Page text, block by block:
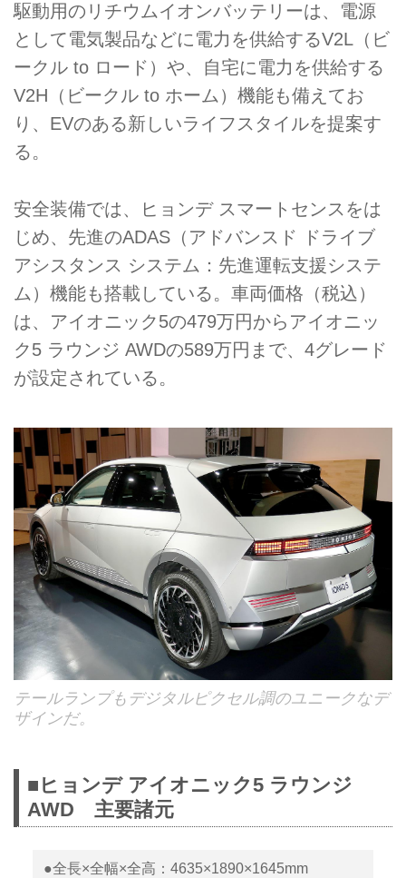
駆動用のリチウムイオンバッテリーは、電源
として電気製品などに電力を供給するV2L（ビ
ークル to ロード）や、自宅に電力を供給する
V2H（ビークル to ホーム）機能も備えてお
り、EVのある新しいライフスタイルを提案す
る。
安全装備では、ヒョンデ スマートセンスをは
じめ、先進のADAS（アドバンスド ドライブ
アシスタンス システム：先進運転支援システ
ム）機能も搭載している。車両価格（税込）
は、アイオニック5の479万円からアイオニッ
ク5 ラウンジ AWDの589万円まで、4グレード
が設定されている。
テールランプもデジタルピクセル調のユニークなデ
ザインだ。
■ヒョンデ アイオニック5 ラウンジ
AWD 主要諸元
●全長×全幅×全高：4635×1890×1645mm